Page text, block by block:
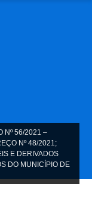
Nº 56/2021 –
Nº 48/2021;
E DERIVADOS
DO MUNICÍPIO DE